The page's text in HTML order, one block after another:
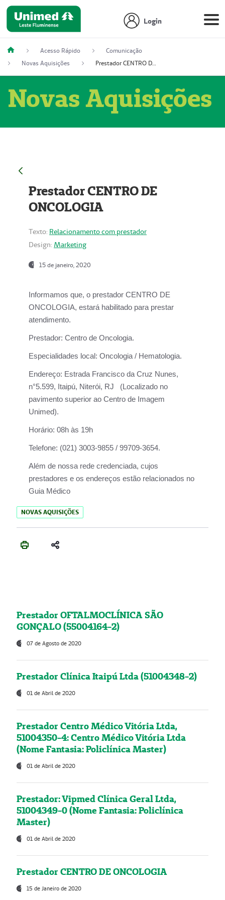
Login
Acesso Rápido
Comunicação
Novas Aquisições
Prestador CENTRO DE ONCOLOGIA
Novas Aquisições
Prestador CENTRO DE
ONCOLOGIA
Texto: Relacionamento com prestador
Design: Marketing
15 de janeiro, 2020
Informamos que, o prestador CENTRO DE
ONCOLOGIA, estará habilitado para prestar
atendimento.
Prestador: Centro de Oncologia.
Especialidades local: Oncologia / Hematologia.
Endereço: Estrada Francisco da Cruz Nunes,
n°5.599, Itaipú, Niterói, RJ (Localizado no
pavimento superior ao Centro de Imagem
Unimed).
Horário: 08h às 19h
Telefone: (021) 3003-9855 / 99709-3654.
Além de nossa rede credenciada, cujos
prestadores e os endereços estão relacionados no
Guia Médico
NOVAS AQUISIÇÕES
Prestador OFTALMOCLÍNICA SÃO
GONÇALO (55004164-2)
07 de Agosto de 2020
Prestador Clínica Itaipú Ltda (51004348-2)
01 de Abril de 2020
Prestador Centro Médico Vitória Ltda,
51004350-4: Centro Médico Vitória Ltda
(Nome Fantasia: Policlínica Master)
01 de Abril de 2020
Prestador: Vipmed Clínica Geral Ltda,
51004349-0 (Nome Fantasia: Policlínica
Master)
01 de Abril de 2020
Prestador CENTRO DE ONCOLOGIA
15 de Janeiro de 2020